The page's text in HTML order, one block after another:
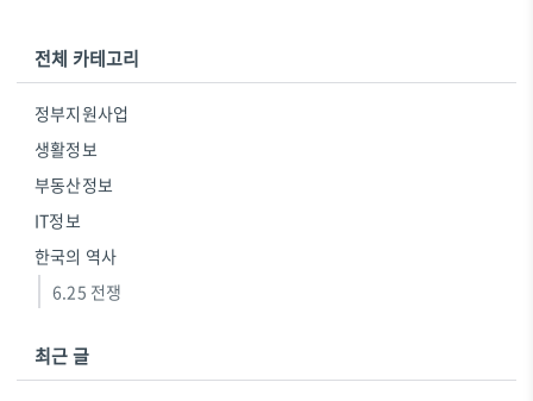
전체 카테고리
정부지원사업
생활정보
부동산정보
IT정보
한국의 역사
6.25 전쟁
최근 글